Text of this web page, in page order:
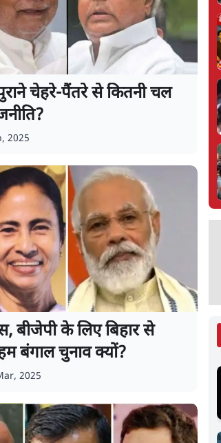
चेहरे-पैंतरे से कितनी चल
2025
बीजेपी के लिए बिहार से
बंगाल चुनाव क्यों?
2025